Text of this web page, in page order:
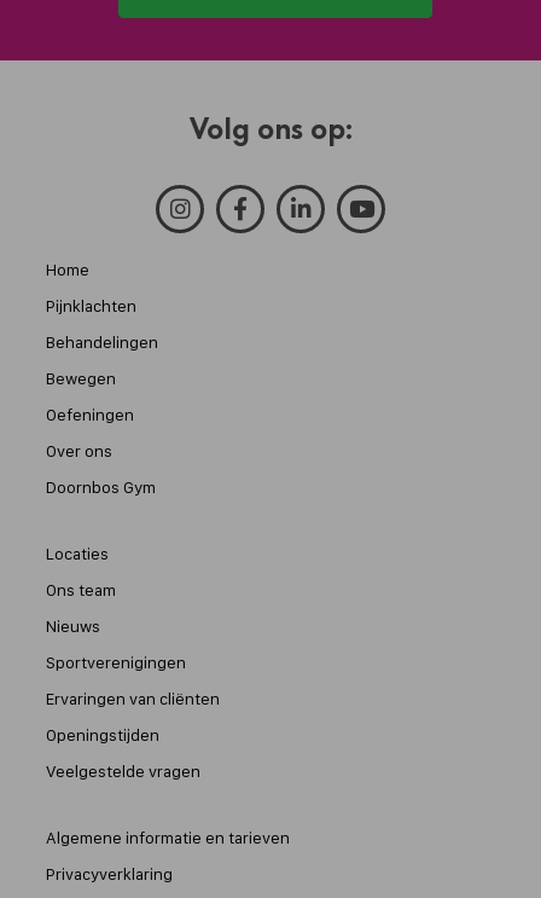
Volg ons op:
Home
Pijnklachten
Behandelingen
Bewegen
Oefeningen
Over ons
Doornbos Gym
Locaties
Ons team
Nieuws
Sportverenigingen
Ervaringen van cliënten
Openingstijden
Veelgestelde vragen
Algemene informatie en tarieven
Privacyverklaring